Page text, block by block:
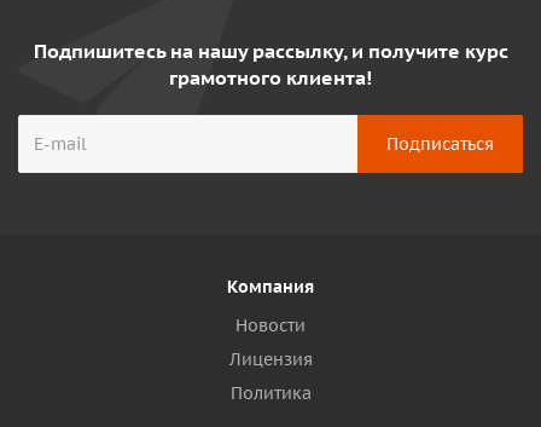
Подпишитесь на нашу рассылку, и получите курс
грамотного клиента!
Компания
Новости
Лицензия
Политика